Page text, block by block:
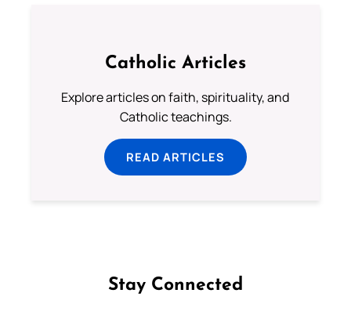
Catholic Articles
Explore articles on faith, spirituality, and
Catholic teachings.
READ ARTICLES
Stay Connected